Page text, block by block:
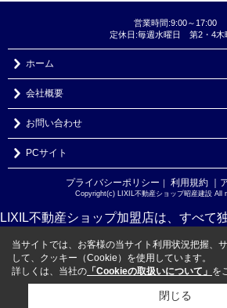
営業時間:9:00～17:00
定休日:毎週水曜日 第2・4木
ホーム
会社概要
お問い合わせ
PCサイト
プライバシーポリシー ｜ 利用規約 ｜
Copyright(c) LIXIL不動産ショップ昭産建設 All
LIXIL不動産ショップ加盟店は、すべて
当サイトでは、お客様の当サイト利用状況把握、
して、クッキー（Cookie）を使用しています。
詳しくは、当社の 「Cookieの取扱いについて」 を
閉じる